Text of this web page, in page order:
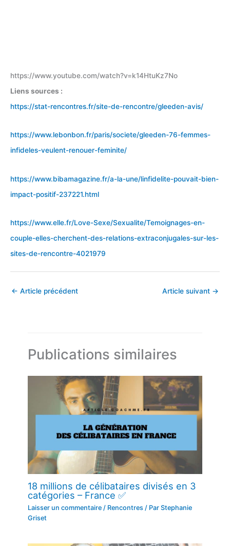
https://www.youtube.com/watch?v=k14HtuKz7No
Liens sources :
https://stat-rencontres.fr/site-de-rencontre/gleeden-avis/
https://www.lebonbon.fr/paris/societe/gleeden-76-femmes-
infideles-veulent-renouer-feminite/
https://www.bibamagazine.fr/a-la-une/linfidelite-pouvait-bien-
impact-positif-237221.html
https://www.elle.fr/Love-Sexe/Sexualite/Temoignages-en-
couple-elles-cherchent-des-relations-extraconjugales-sur-les-
sites-de-rencontre-4021979
← Article précédent Article suivant →
Publications similaires
18 millions de célibataires divisés en 3
catégories – France ✅
Laisser un commentaire / Rencontres / ParStephanie
Griset